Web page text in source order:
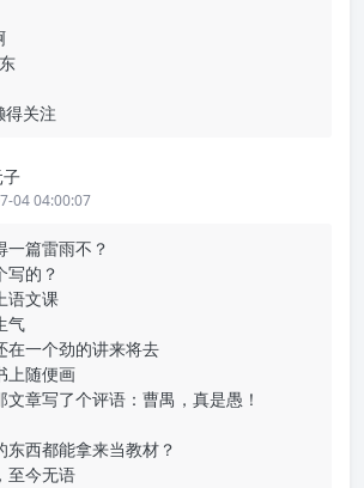
得关注
子
04 04:00:07
一篇雷雨不？
写的？
语文课
气
在一个劲的讲来将去
上随便画
文章写了个评语：曹禺，真是愚！
东西都能拿来当教材？
至今无语